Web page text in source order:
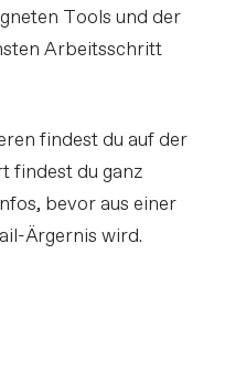
Tools und der
Arbeitsschritt
findest du auf der
findest du ganz
bevor aus einer
Ärgernis wird.